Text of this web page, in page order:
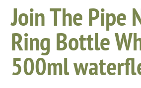
Join The Pipe
Ring Bottle
500ml